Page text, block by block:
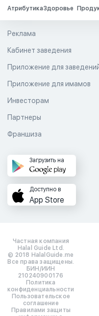
АтрибутикаЗдоровье
Реклама
Кабинет заведения
Приложение для
Приложение для имамов
Инвесторам
Партнеры
Франшиза
Загрузить на
Доступно в
App Store
Частная компания
Halal Guide Ltd.
© 2018 HalalGuide.me
Все права защищены.
БИН/ИИН
210240900176
Политика
конфиденциальности
Пользовательское
соглашение
Правилами защиты